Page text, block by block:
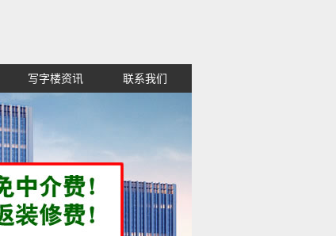
,高新区红谷滩西湖东湖青山
写字楼资讯 联系我们